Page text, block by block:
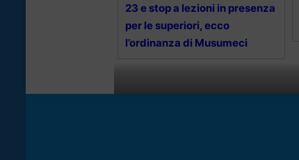
23 e stop a lezioni in presenza
per le superiori, ecco
l’ordinanza di Musumeci